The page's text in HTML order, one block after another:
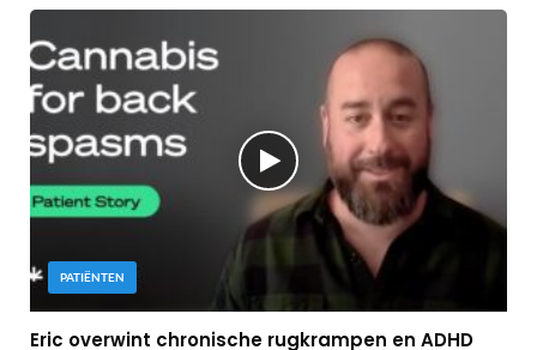
PATIËNTEN
Eric overwint chronische rugkrampen en ADHD